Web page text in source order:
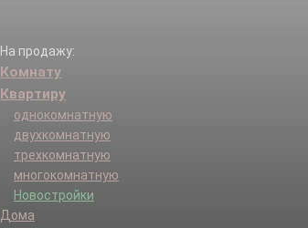
На продажу:
Комнату
Квартиру
однокомнатную
двухкомнатную
трехкомнатную
многокомнатную
Новостройки
Дома